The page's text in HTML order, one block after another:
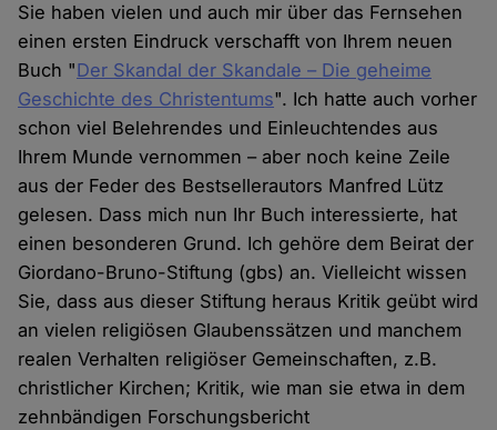
Sie haben vielen und auch mir über das Fernsehen
einen ersten Eindruck verschafft von Ihrem neuen
Buch "Der Skandal der Skandale – Die geheime
Geschichte des Christentums". Ich hatte auch vorher
schon viel Belehrendes und Einleuchtendes aus
Ihrem Munde vernommen – aber noch keine Zeile
aus der Feder des Bestsellerautors Manfred Lütz
gelesen. Dass mich nun Ihr Buch interessierte, hat
einen besonderen Grund. Ich gehöre dem Beirat der
Giordano-Bruno-Stiftung (gbs) an. Vielleicht wissen
Sie, dass aus dieser Stiftung heraus Kritik geübt wird
an vielen religiösen Glaubenssätzen und manchem
realen Verhalten religiöser Gemeinschaften, z.B.
christlicher Kirchen; Kritik, wie man sie etwa in dem
zehnbändigen Forschungsbericht